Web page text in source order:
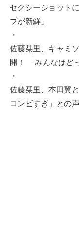
セクシーショット
プが新鮮」
・
佐藤栞里、キャミ
開！ 「みんなはど
・
佐藤栞里、本田翼
コンビすぎ」との声